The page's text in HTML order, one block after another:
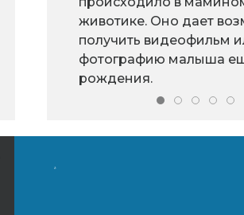
животике. Оно дает
получить видеофильм
фотографию малыша
рождения.